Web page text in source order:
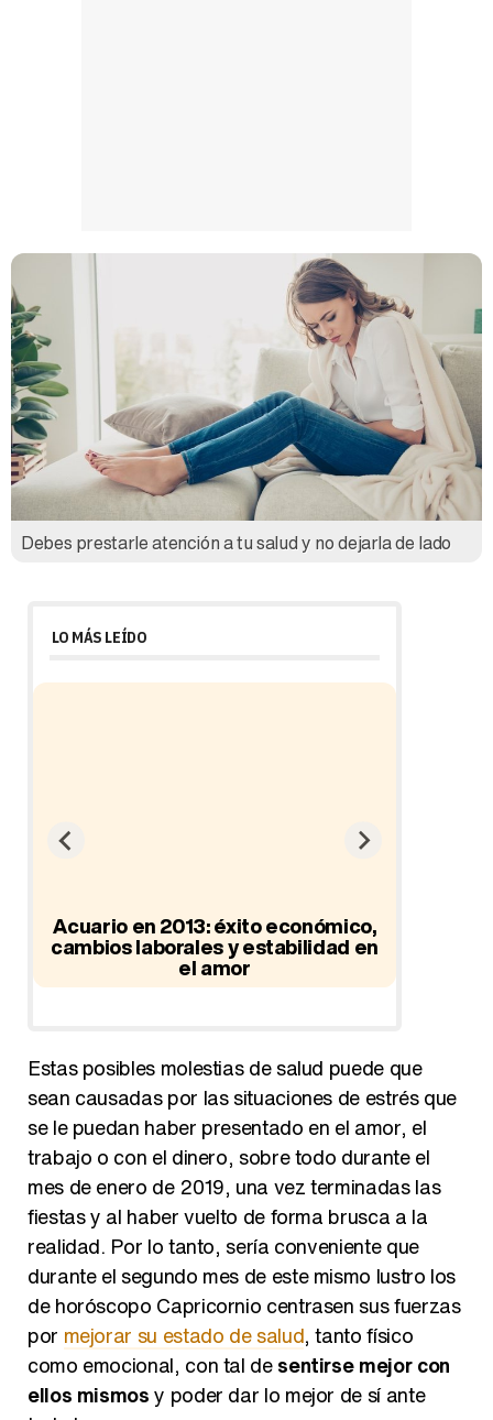
Debes prestarle atención a tu salud y no dejarla de lado
LO MÁS LEÍDO
sean causadas por las situaciones de estrés que
se le puedan haber presentado en el amor, el
trabajo o con el dinero, sobre todo durante el
mes de enero de 2019, una vez terminadas las
fiestas y al haber vuelto de forma brusca a la
realidad. Por lo tanto, sería conveniente que
durante el segundo mes de este mismo lustro los
de horóscopo Capricornio centrasen sus fuerzas
pormejorar su estado de salud, tanto físico
como emocional, con tal desentirse mejor con
ellos mismosy poder dar lo mejor de sí ante
todo lo que se propongan.